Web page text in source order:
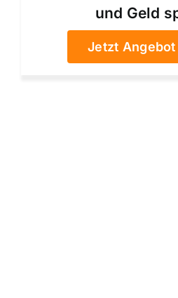
und Geld
Jetzt